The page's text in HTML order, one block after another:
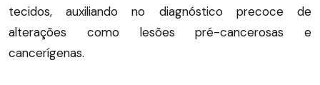
tecidos, auxiliando no diagnóstico precoce de
alterações como lesões pré-cancerosas e
cancerígenas.